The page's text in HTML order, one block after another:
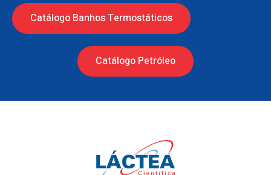
Catálogo Banhos Termostáticos
Catálogo Petróleo